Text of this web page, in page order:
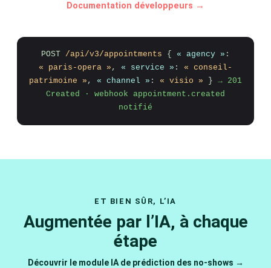
Documentation développeurs →
POST /api/v3/appointments { « agency » :
« paris-opera » , « service » : « conseil-
patrimoine » , « channel » : « visio » } → 201
Created · webhook appointment.created
notifié
ET BIEN SÛR, L’IA
Augmentée par l’IA, à chaque
étape
Découvrir le module IA de prédiction des no-shows →